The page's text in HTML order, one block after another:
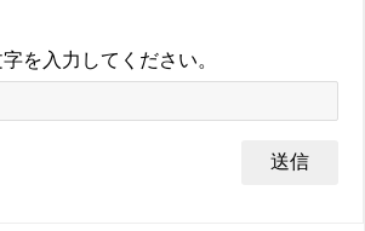
を入力してください。